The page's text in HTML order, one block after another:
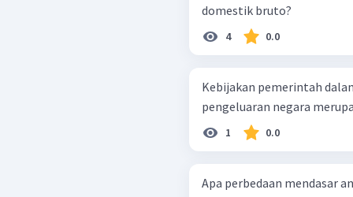
domestik bruto?
4 0.0
Kebijakan pemerintah
pengeluaran negara
1 0.0
Apa perbedaan mendasar